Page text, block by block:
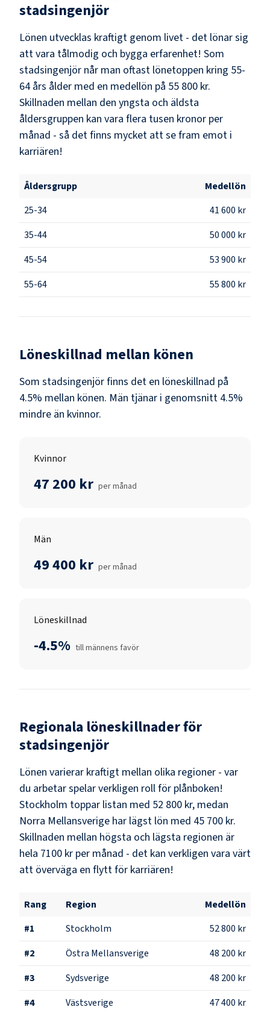
stadsingenjör
Lönen utvecklas kraftigt genom livet - det lönar sig
att vara tålmodig och bygga erfarenhet! Som
stadsingenjör når man oftast lönetoppen kring 55-
64 års ålder med en medellön på 55 800 kr.
Skillnaden mellan den yngsta och äldsta
åldersgruppen kan vara flera tusen kronor per
månad - så det finns mycket att se fram emot i
karriären!
Åldersgrupp
Medellön
25-34
41 600 kr
35-44
50 000 kr
45-54
53 900 kr
55-64
55 800 kr
Löneskillnad mellan könen
Som stadsingenjörfinns det en löneskillnad på
4.5% mellan könen. Män tjänar i genomsnitt 4.5%
mindre än kvinnor.
Kvinnor
47 200 kr per månad
Män
49 400 kr per månad
Löneskillnad
-4.5% till männens favör
Regionala löneskillnader för
stadsingenjör
Lönen varierar kraftigt mellan olika regioner - var
du arbetar spelar verkligen roll för plånboken!
Stockholm toppar listan med 52 800 kr, medan
Norra Mellansverige har lägst lön med 45 700 kr.
Skillnaden mellan högsta och lägsta regionen är
hela 7100 kr per månad - det kan verkligen vara värt
att överväga en flytt för karriären!
Rang Region
Medellön
#1 Stockholm
52 800 kr
#2 Östra Mellansverige
48 200 kr
#3 Sydsverige
48 200 kr
#4 Västsverige 47 400 kr